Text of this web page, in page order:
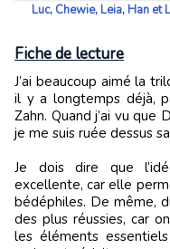
Luc, Chewie, Leia, Han
Fiche de lecture
J’ai beaucoup aimé la trilogie de Thrawn que j’ai découverte,
il y a longtemps déjà,
Zahn. Quand j’ai vu
je me suis ruée dessus
Je dois dire que
excellente, car elle
bédéphiles. De même,
des plus réussies, car
les éléments